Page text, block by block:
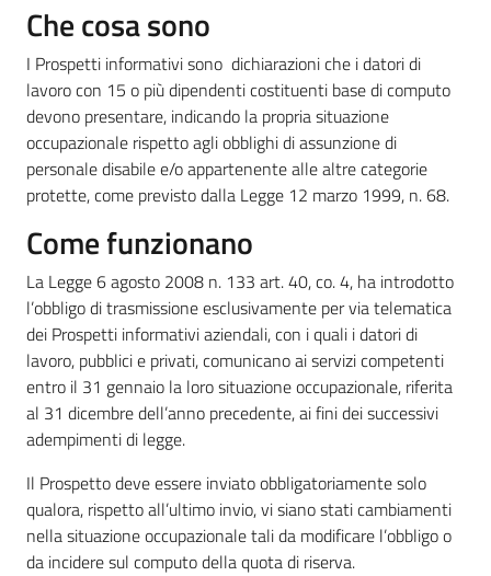
Servizi
I
centri
per
l'impiego
Lavoro
per
te
Seguici
Che cosa sono
I Prospetti informativi sono dichiarazioni che i datori di
lavoro con 15 o più dipendenti costituenti base di computo
devono presentare, indicando la propria situazione
occupazionale rispetto agli obblighi di assunzione di
personale disabile e/o appartenente alle altre categorie
protette, come previsto dalla Legge 12 marzo 1999, n. 68.
Come funzionano
La Legge 6 agosto 2008 n. 133 art. 40, co. 4, ha introdotto
l’obbligo di trasmissione esclusivamente per via telematica
dei Prospetti informativi aziendali, con i quali i datori di
lavoro, pubblici e privati, comunicano ai servizi competenti
entro il 31 gennaio la loro situazione occupazionale, riferita
al 31 dicembre dell’anno precedente, ai fini dei successivi
adempimenti di legge.
Il Prospetto deve essere inviato obbligatoriamente solo
qualora, rispetto all’ultimo invio, vi siano stati cambiamenti
nella situazione occupazionale tali da modificare l’obbligo o
da incidere sul computo della quota di riserva.